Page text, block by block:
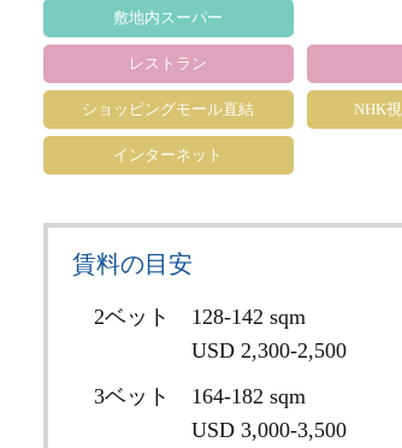
敷地内スーパー
レストラン
ショッピングモール直結 NHK
インターネット
賃料の目安
2ベット
128-142 sqm
USD 2,300-2,500
3ベット
164-182 sqm
USD 3,000-3,500